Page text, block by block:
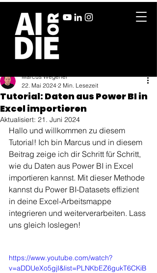
Tutorial: Daten aus Power BI in
Excel importieren
Marcus Wegener
22. Mai 2024 2 Min. Lesezeit
Aktualisiert: 21. Juni 2024
Hallo und willkommen zu diesem
Tutorial! Ich bin Marcus und in diesem
Beitrag zeige ich dir Schritt für Schritt,
wie du Daten aus Power BI in Excel
importieren kannst. Mit dieser Methode
kannst du Power BI-Datasets effizient
in deine Excel-Arbeitsmappe
integrieren und weiterverarbeiten. Lass
uns gleich loslegen!
https://www.youtube.com/watch?
v=aDDUeXo5gjI&list=PLNKbEZ6gukT6CKiB